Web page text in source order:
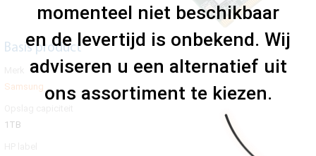
Basis product
Samsung
1TB
momenteel niet beschikbaar
en de levertijd is onbekend. Wij
adviseren u een alternatief uit
ons assortiment te kiezen.